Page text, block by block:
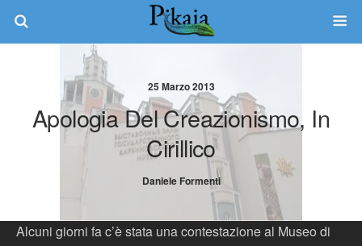
25 Marzo 2013
Apologia Del Creazionismo, In
Cirillico
Daniele Formenti
Alcuni giorni fa c’è stata una contestazione al Museo di